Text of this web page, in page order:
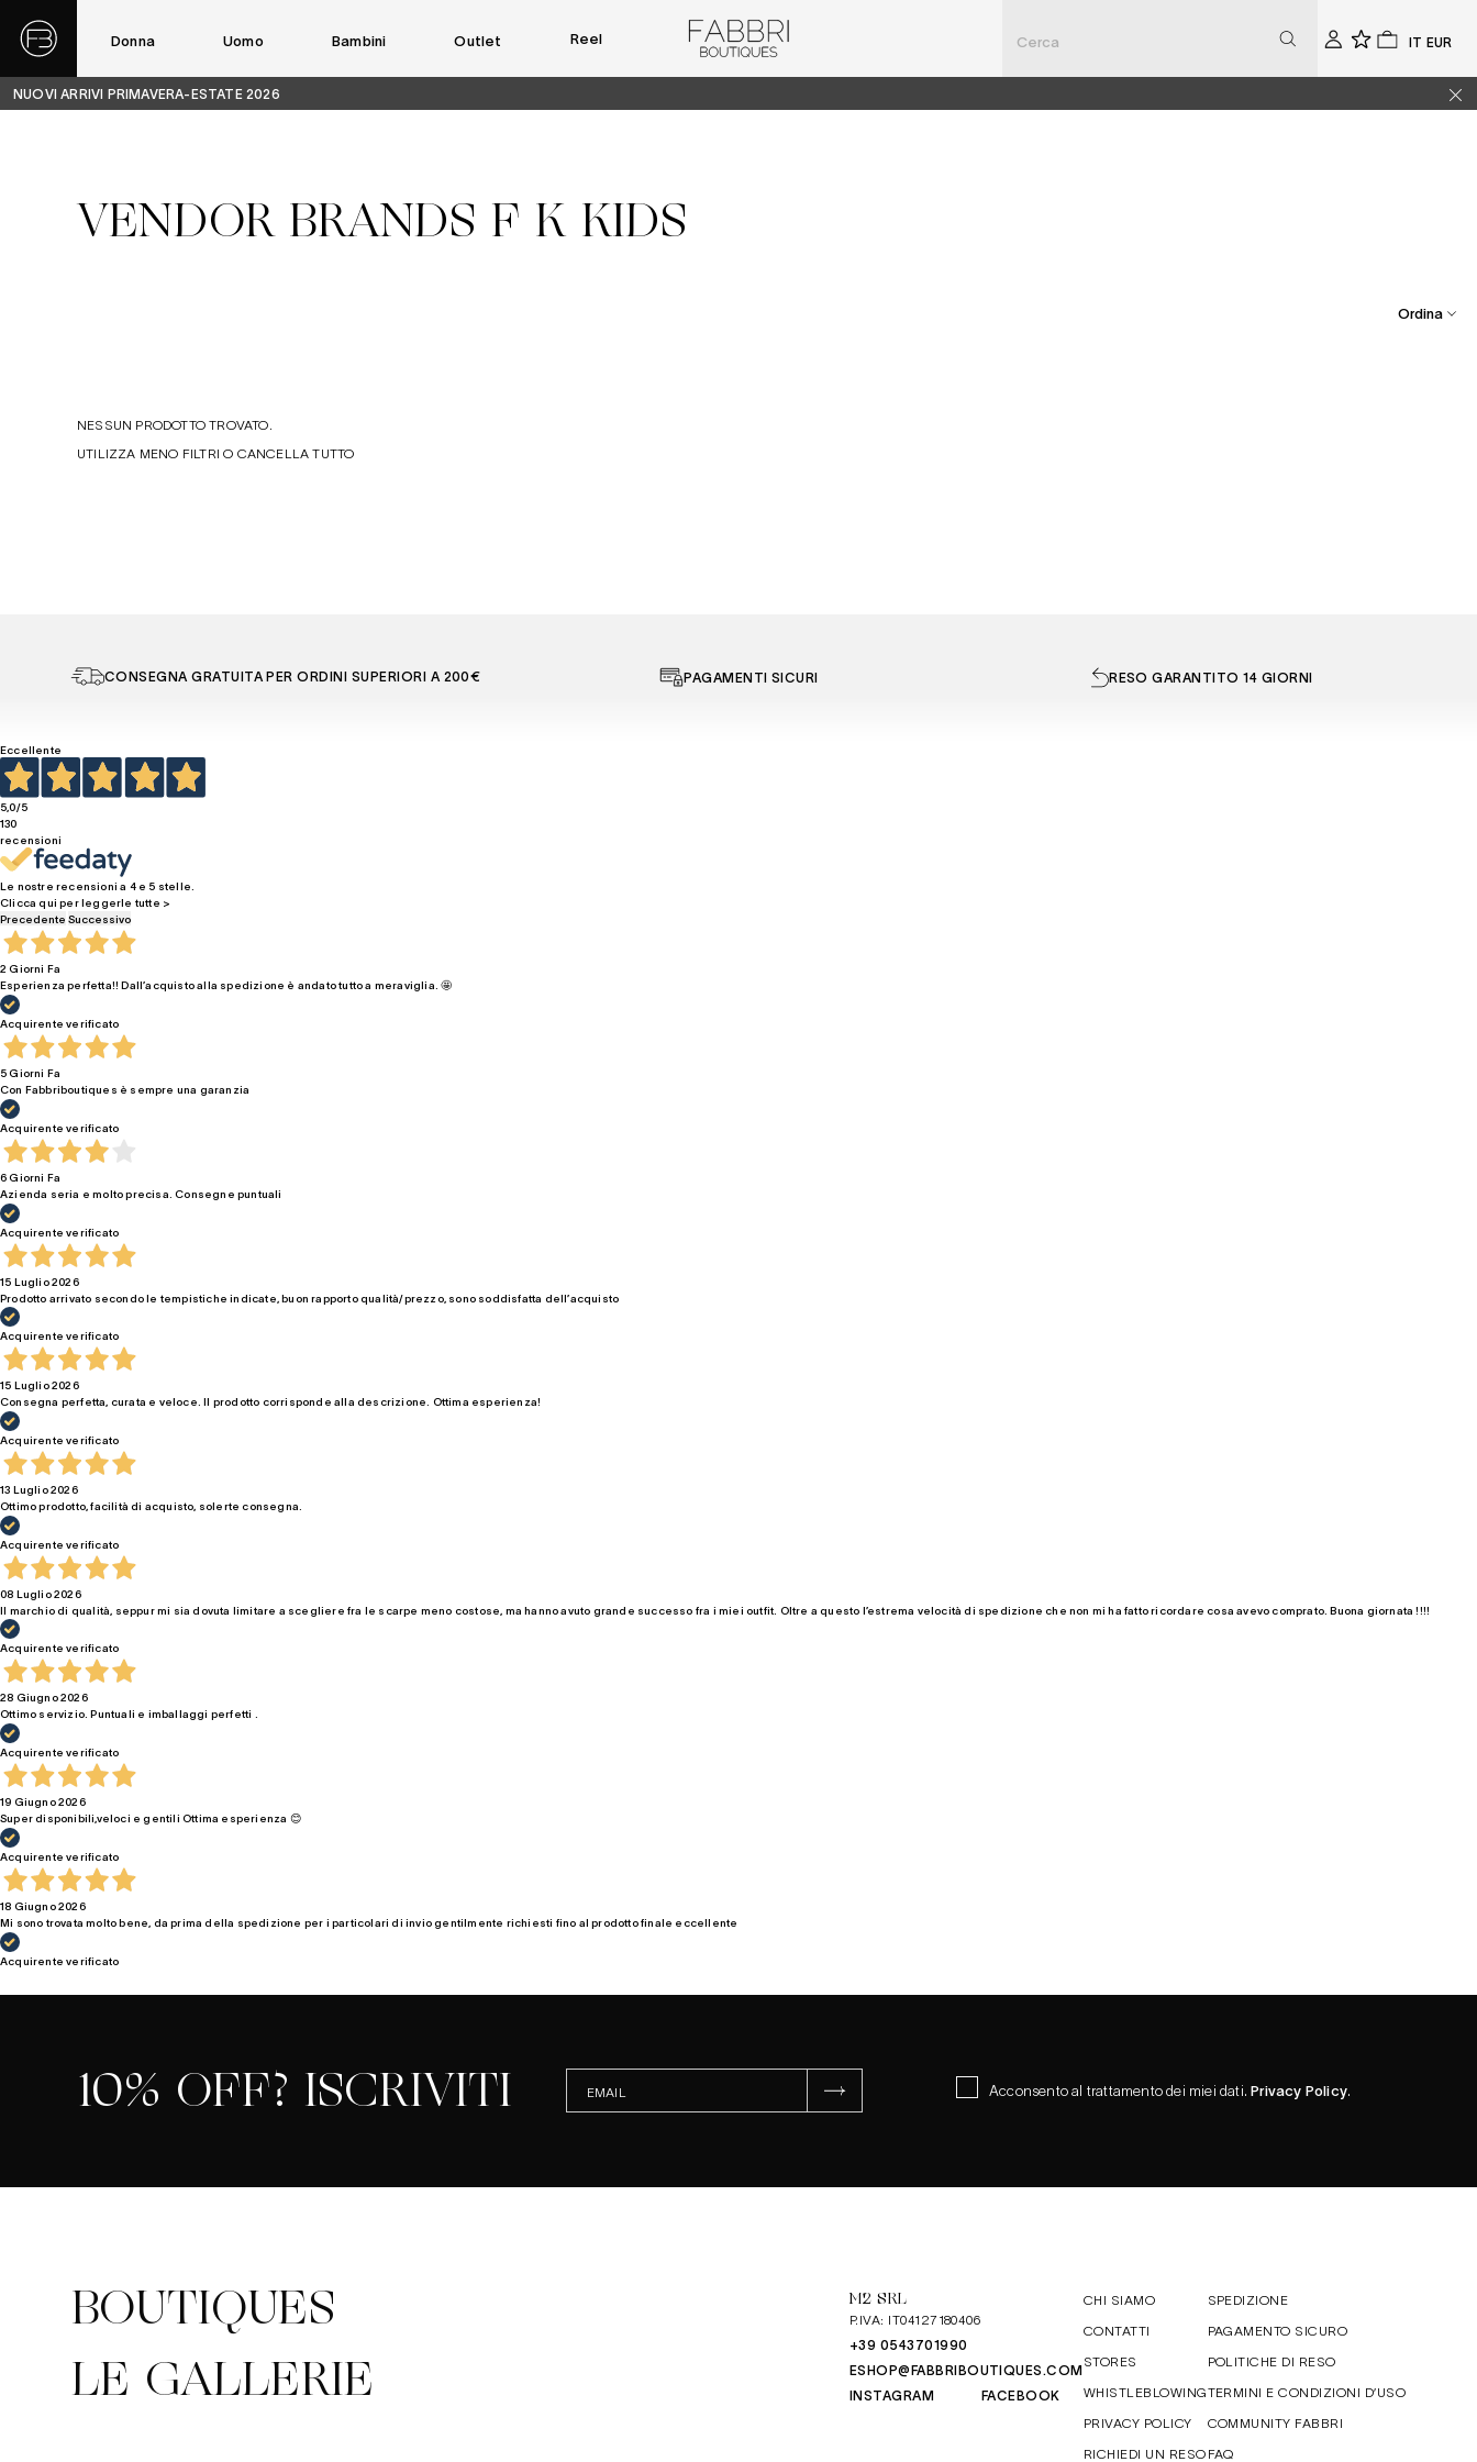
Donna Uomo Bambini Outlet Reel Account
0 0
Seleziona
la la
NUOVI ARRIVI PRIMAVERA-ESTATE 2026
VENDOR BRANDS F K KIDS
Ordina
NESSUN PRODOTTO TROVATO.
UTILIZZA MENO FILTRI O CANCELLA TUTTO
CONSEGNA GRATUITA PER ORDINI SUPERIORI A 200€ PAGAMENTI SICURI RESO GARANTITO 14 GIORNI
Eccellente
5,0/5
130
recensioni
Le nostre recensioni a 4 e 5 stelle.
Clicca qui per leggerle tutte >
Precedente Successivo
2 Giorni Fa
Esperienza perfetta!! Dall’acquisto alla spedizione è andato tutto a meraviglia. 🤩
Acquirente verificato
5 Giorni Fa
Con Fabbriboutiques è sempre una garanzia
Acquirente verificato
6 Giorni Fa
Azienda seria e molto precisa. Consegne puntuali
Acquirente verificato
15 Luglio 2026
Prodotto arrivato secondo le tempistiche indicate, buon rapporto qualità/prezzo, sono soddisfatta dell’acquisto
Acquirente verificato
15 Luglio 2026
Consegna perfetta, curata e veloce. Il prodotto corrisponde alla descrizione. Ottima esperienza!
Acquirente verificato
13 Luglio 2026
Ottimo prodotto, facilità di acquisto, solerte consegna.
Acquirente verificato
08 Luglio 2026
Il marchio di qualità, seppur mi sia dovuta limitare a scegliere fra le scarpe meno costose, ma hanno avuto grande successo fra i miei outfit. Oltre a questo l’estrema velocità di spedizione che non mi ha fatto ricordare cosa avevo comprato. Buona giornata !!!!
Acquirente verificato
28 Giugno 2026
Ottimo servizio. Puntuali e imballaggi perfetti .
Acquirente verificato
19 Giugno 2026
Super disponibili,veloci e gentili Ottima esperienza 😊
Acquirente verificato
18 Giugno 2026
Mi sono trovata molto bene, da prima della spedizione per i particolari di invio gentilmente richiesti fino al prodotto finale eccellente
Acquirente verificato
10% OFF? ISCRIVITI ISCRIVITI Acconsento al trattamento dei miei dati.Privacy Policy.
BOUTIQUES
LE GALLERIE
M2 SRL
P.IVA: IT04127180406
+39 0543701990
ESHOP@FABBRIBOUTIQUES.COM
INSTAGRAM
FACEBOOK
CHI SIAMO
CONTATTI
STORES
WHISTLEBLOWING
PRIVACY POLICY
RICHIEDI UN RESO
SPEDIZIONE
PAGAMENTO SICURO
POLITICHE DI RESO
TERMINI E CONDIZIONI D’USO
COMMUNITY FABBRI
FAQ